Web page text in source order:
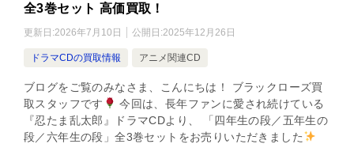
全3巻セット 高価買取！
更新日:2026年7月10日 公開日:2025年12月26日
ドラマCDの買取情報 アニメ関連CD
ブログをご覧のみなさま、こんにちは！ ブラックローズ買
取スタッフです
今回は、長年ファンに愛され続けている
『忍たま乱太郎』ドラマCDより、 「四年生の段／五年生の
段／六年生の段」全3巻セットをお売りいただきました